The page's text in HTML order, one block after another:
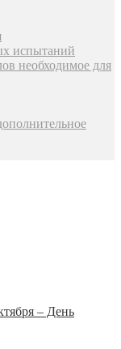
испытаний
необходимое для
– День